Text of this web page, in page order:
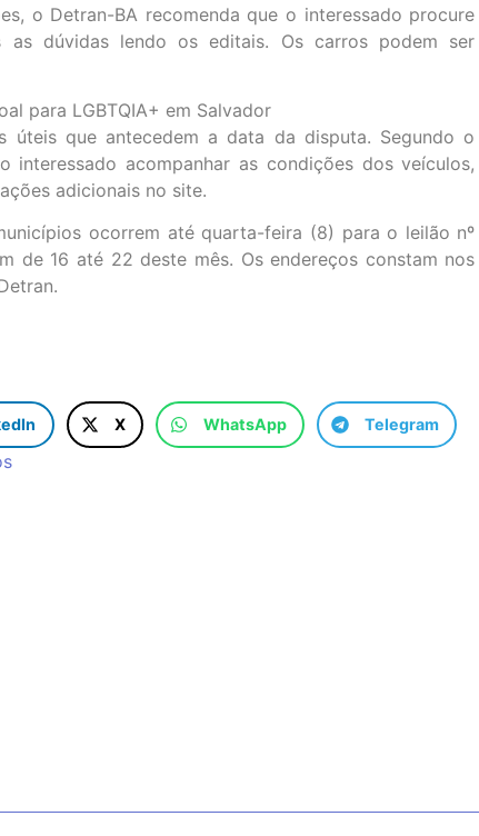
o Detran-BA recomenda que o interessado procure
dúvidas lendo os editais. Os carros podem ser
para LGBTQIA+ em Salvador
úteis que antecedem a data da disputa. Segundo o
interessado acompanhar as condições dos veículos,
adicionais no site.
ocorrem até quarta-feira (8) para o leilão nº
de 16 até 22 deste mês. Os endereços constam nos
X WhatsApp Telegram